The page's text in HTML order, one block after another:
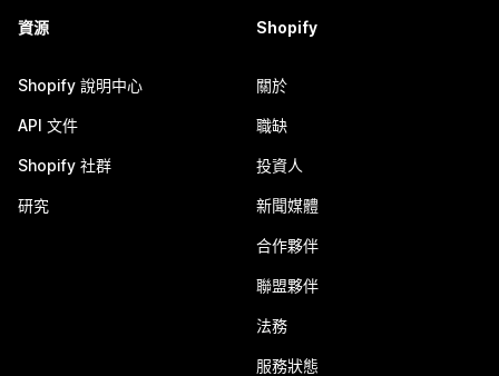
資源
Shopify 說明中心
API 文件
Shopify 社群
研究
Shopify
關於
職缺
投資人
新聞媒體
合作夥伴
聯盟夥伴
法務
服務狀態